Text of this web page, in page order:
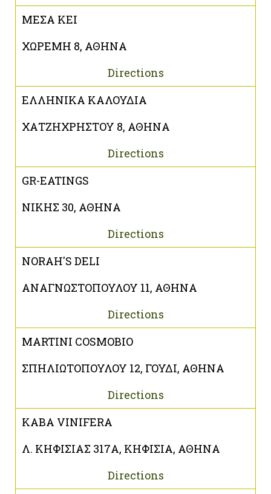
ΜΕΣΑ ΚΕΙ
ΧΩΡΕΜΗ 8, ΑΘΗΝΑ
Directions
ΕΛΛΗΝΙΚΑ ΚΑΛΟΥΔΙΑ
ΧΑΤΖΗΧΡΗΣΤΟΥ 8, ΑΘΗΝΑ
Directions
GR-EATINGS
ΝΙΚΗΣ 30, ΑΘΗΝΑ
Directions
NORAH'S DELI
ΑΝΑΓΝΩΣΤΟΠΟΥΛΟΥ 11, ΑΘΗΝΑ
Directions
MARTINI COSMOBIO
ΣΠΗΛΙΩΤΟΠΟΥΛΟΥ 12, ΓΟΥΔΙ, ΑΘΗΝΑ
Directions
ΚΑΒΑ VINIFERA
Λ. ΚΗΦΙΣΙΑΣ 317Α, ΚΗΦΙΣΙΑ, ΑΘΗΝΑ
Directions